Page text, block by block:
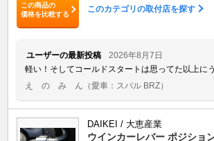
この商品の
価格を比較する
このカテゴリの取付店を探す
ユーザーの最新投稿
2026年8月7日
軽い！そしてコールドスタートは思ってた以上に
え の み ん （愛車：スバル BRZ）
DAIKEI / 大恵産業
ウインカーレバー ポジショ